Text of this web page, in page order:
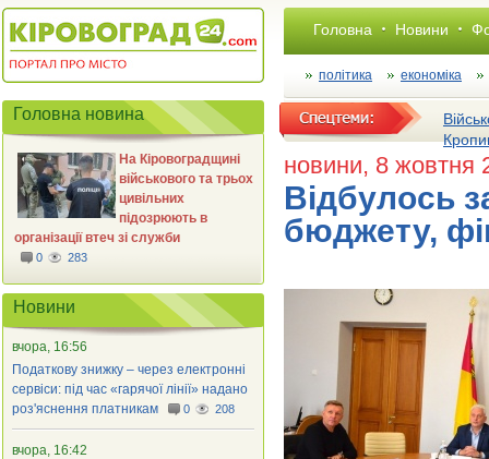
Головна Новини
політика економіка
новини, 8 жовтня
Відбулось
бюджету,
Головна новина
На Кіровоградщині
військового та трьох
цивільних
підозрюють в
організації втеч зі служби
0 283
Новини
вчора, 16:56
Податкову знижку – через електронні
сервіси: під час «гарячої лінії» надано
роз'яснення платникам
0 208
вчора, 16:42